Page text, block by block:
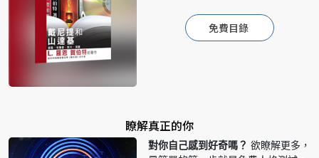
免費目錄
瞭解真正的你
對你自己感到好奇嗎？ 欲瞭解更多，